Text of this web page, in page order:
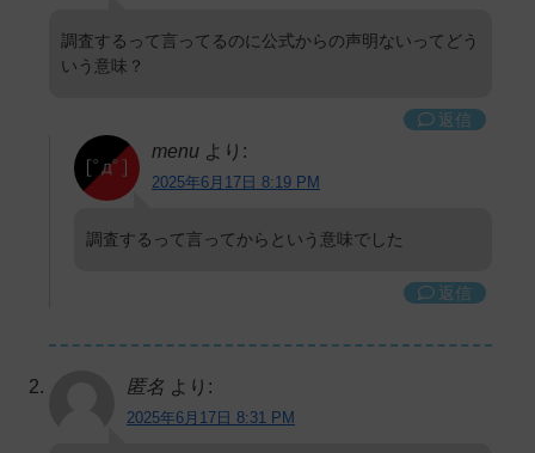
調査するって言ってるのに公式からの声明ないってどう
いう意味？
返信
menu より:
2025年6月17日 8:19 PM
調査するって言ってからという意味でした
返信
匿名 より:
2025年6月17日 8:31 PM